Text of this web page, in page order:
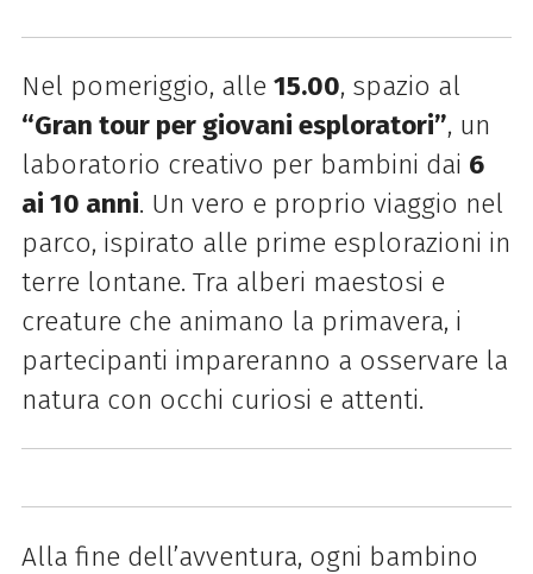
Nel pomeriggio, alle 15.00, spazio al
“Gran tour per giovani esploratori”, un
laboratorio creativo per bambini dai 6
ai 10 anni. Un vero e proprio viaggio nel
parco, ispirato alle prime esplorazioni in
terre lontane. Tra alberi maestosi e
creature che animano la primavera, i
partecipanti impareranno a osservare la
natura con occhi curiosi e attenti.
Alla fine dell’avventura, ogni bambino